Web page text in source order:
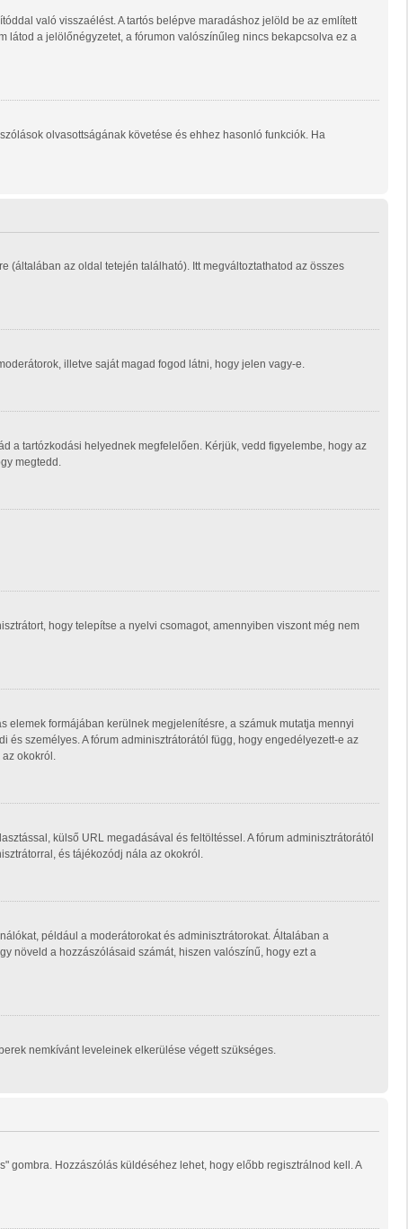
való visszaélést. A tartós belépve maradáshoz jelöld be az említett
látod a jelölőnégyzetet, a fórumon valószínűleg nincs bekapcsolva ez a
olvasottságának követése és ehhez hasonló funkciók. Ha
(általában az oldal tetején található). Itt megváltoztathatod az összes
illetve saját magad fogod látni, hogy jelen vagy-e.
a tartózkodási helyednek megfelelően. Kérjük, vedd figyelembe, hogy az
megtedd.
hogy telepítse a nyelvi csomagot, amennyiben viszont még nem
formájában kerülnek megjelenítésre, a számuk mutatja mennyi
személyes. A fórum adminisztrátorától függ, hogy engedélyezett-e az
okokról.
külső URL megadásával és feltöltéssel. A fórum adminisztrátorától
és tájékozódj nála az okokról.
például a moderátorokat és adminisztrátorokat. Általában a
növeld a hozzászólásaid számát, hiszen valószínű, hogy ezt a
nemkívánt leveleinek elkerülése végett szükséges.
gombra. Hozzászólás küldéséhez lehet, hogy előbb regisztrálnod kell. A